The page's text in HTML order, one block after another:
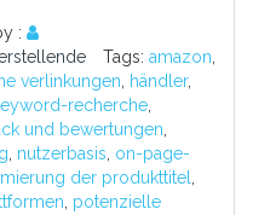
:
Tags: amazon,
verlinkungen, händler,
recherche,
und bewertungen,
, nutzerbasis, on-page-
der produkttitel,
, potenzielle